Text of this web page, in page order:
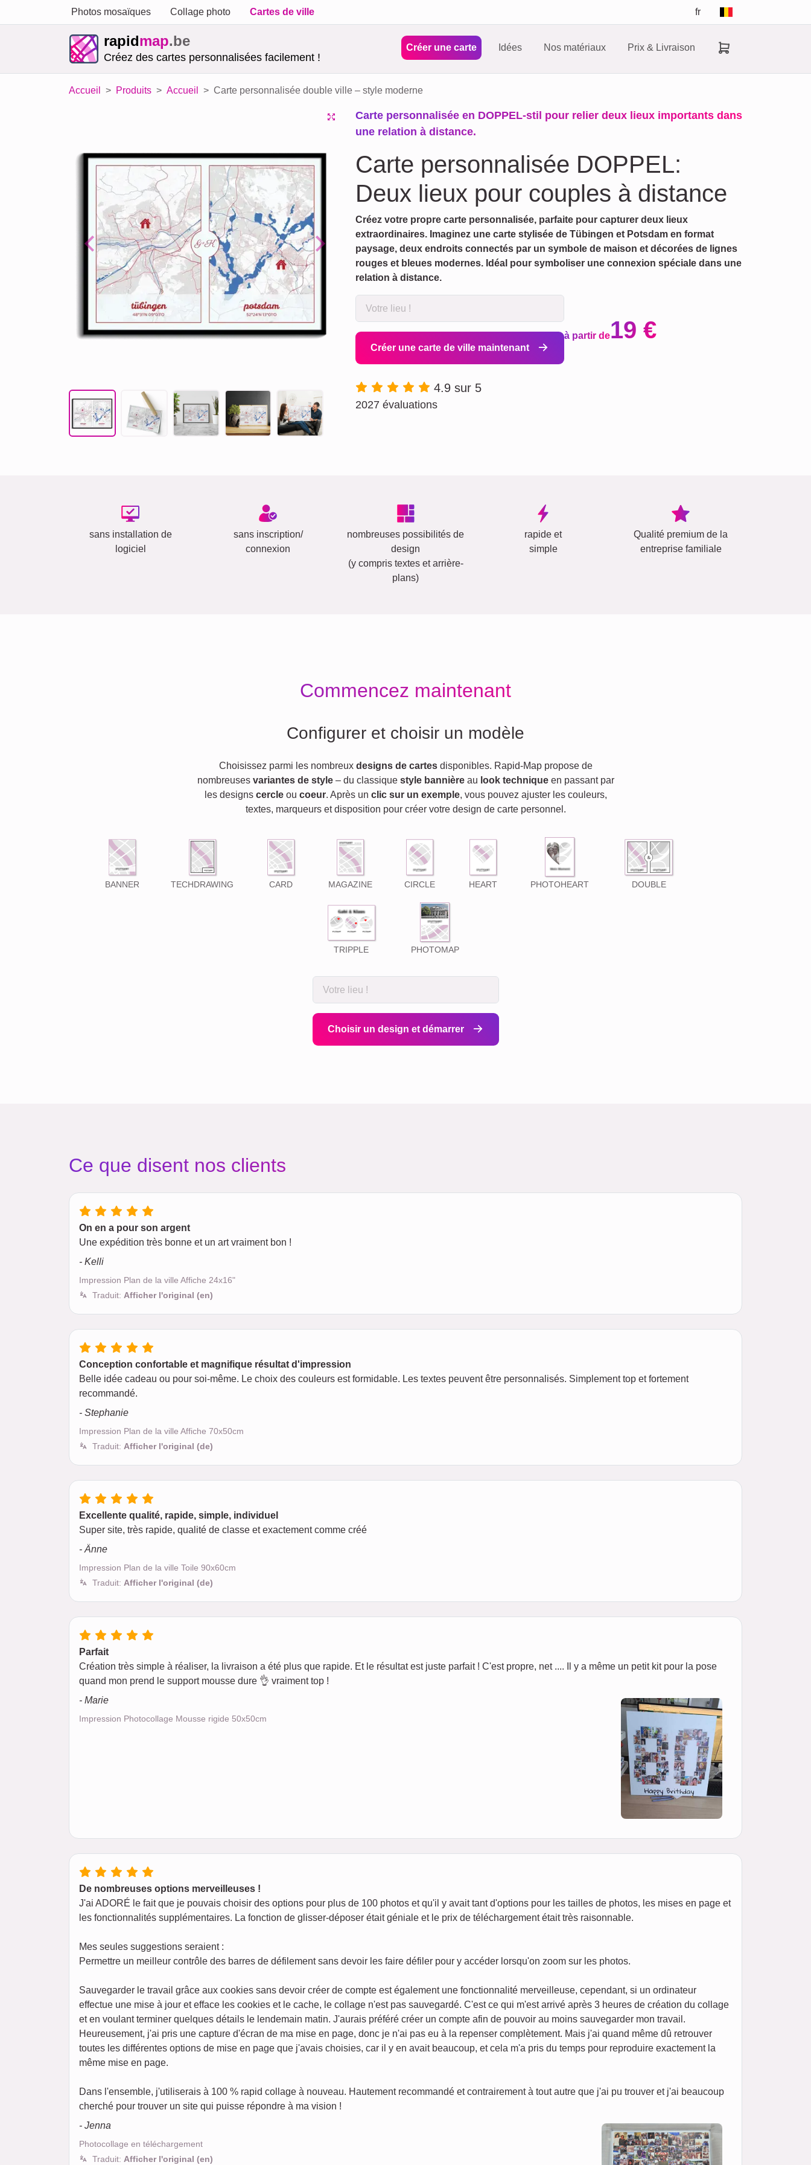
Photos mosaïques Collage photo Cartes de ville fr
rapidmap.be
Créez des cartes personnalisées facilement !
Créer une carte Idées Nos matériaux Prix & Livraison
Accueil Produits Accueil Carte personnalisée double ville – style moderne
Previous Next
Carte personnalisée en DOPPEL-stil pour relier deux lieux importants dans
une relation à distance.
Carte personnalisée DOPPEL:
Deux lieux pour couples à distance
Créez votre propre carte personnalisée, parfaite pour capturer deux lieux
extraordinaires. Imaginez une carte stylisée de Tübingen et Potsdam en format
paysage, deux endroits connectés par un symbole de maison et décorées de lignes
rouges et bleues modernes. Idéal pour symboliser une connexion spéciale dans une
relation à distance.
Créer une carte de ville maintenant
à partir de19 €
4.9 sur 5
2027 évaluations
sans installation de
logiciel
sans inscription/
connexion
nombreuses possibilités de
design
(y compris textes et arrière-
plans)
rapide et
simple
Qualité premium de la
entreprise familiale
Commencez maintenant
Configurer et choisir un modèle
Choisissez parmi les nombreux designs de cartesdisponibles. Rapid-Map propose de
nombreuses variantes de style– du classique style bannièreau look techniqueen passant par
les designs cercleou coeur. Après un clic sur un exemple, vous pouvez ajuster les couleurs,
textes, marqueurs et disposition pour créer votre design de carte personnel.
BANNER TECHDRAWING CARD MAGAZINE CIRCLE HEART PHOTOHEART DOUBLE
TRIPPLE PHOTOMAP
Choisir un design et démarrer
Ce que disent nos clients
On en a pour son argent
Une expédition très bonne et un art vraiment bon !
- Kelli
Impression Plan de la ville Affiche 24x16"
Traduit: Afficher l'original (en)
Conception confortable et magnifique résultat d'impression
Belle idée cadeau ou pour soi-même. Le choix des couleurs est formidable. Les textes peuvent être personnalisés. Simplement top et fortement
recommandé.
- Stephanie
Impression Plan de la ville Affiche 70x50cm
Traduit: Afficher l'original (de)
Excellente qualité, rapide, simple, individuel
Super site, très rapide, qualité de classe et exactement comme créé
- Änne
Impression Plan de la ville Toile 90x60cm
Traduit: Afficher l'original (de)
Parfait
Création très simple à réaliser, la livraison a été plus que rapide. Et le résultat est juste parfait ! C'est propre, net .... Il y a même un petit kit pour la pose
quand mon prend le support mousse dure 👌 vraiment top !
- Marie
Impression Photocollage Mousse rigide 50x50cm
De nombreuses options merveilleuses !
J'ai ADORÉ le fait que je pouvais choisir des options pour plus de 100 photos et qu'il y avait tant d'options pour les tailles de photos, les mises en page et
les fonctionnalités supplémentaires. La fonction de glisser-déposer était géniale et le prix de téléchargement était très raisonnable.
Mes seules suggestions seraient :
Permettre un meilleur contrôle des barres de défilement sans devoir les faire défiler pour y accéder lorsqu'on zoom sur les photos.
Sauvegarder le travail grâce aux cookies sans devoir créer de compte est également une fonctionnalité merveilleuse, cependant, si un ordinateur
effectue une mise à jour et efface les cookies et le cache, le collage n'est pas sauvegardé. C'est ce qui m'est arrivé après 3 heures de création du collage
et en voulant terminer quelques détails le lendemain matin. J'aurais préféré créer un compte afin de pouvoir au moins sauvegarder mon travail.
Heureusement, j'ai pris une capture d'écran de ma mise en page, donc je n'ai pas eu à la repenser complètement. Mais j'ai quand même dû retrouver
toutes les différentes options de mise en page que j'avais choisies, car il y en avait beaucoup, et cela m'a pris du temps pour reproduire exactement la
même mise en page.
Dans l'ensemble, j'utiliserais à 100 % rapid collage à nouveau. Hautement recommandé et contrairement à tout autre que j'ai pu trouver et j'ai beaucoup
cherché pour trouver un site qui puisse répondre à ma vision !
- Jenna
Photocollage en téléchargement
Traduit: Afficher l'original (en)